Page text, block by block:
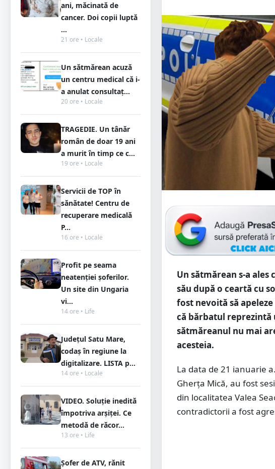
ani, măcinată de
cancer. Doi copii luptă
...
21 ore • Locale
Un sătmărean acuză
un centru medical că i-
a anulat consultaț...
20 ore • Locale
TRAGEDIE. Un tânăr
român de doar 19 ani
a murit în timp ce c...
19 ore • Locale
Servicii de TOP în
sănătate! Centru de
recuperare medicală
P...
16 ore • Locale
Profit pe seama
neatenției șoferilor.
Un site din Ungaria
vi...
14 ore • Life
Județul Satu Mare,
codaș în regiune la
digitalizare. LISTA p...
14 ore • Locale
VIDEO. Soluție inedită
împotriva arșiței. Ce
metodă de răcor...
13 ore • Life
Șofer de ATV, rănit
Un sătmărean s-a
său după o ceartă cu
fost nevoită să
că bărbatul reprezintă
sătmăreanul nu mai
acesteia.
La data de 21 ianuarie
Gherța Mică, au fost
din localitatea Valea
contradictorii a fost